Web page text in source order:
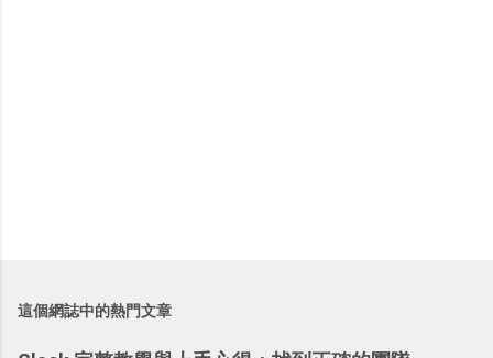
這個網誌中的熱門文章